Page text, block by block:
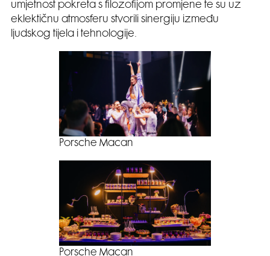
umjetnost pokreta s filozofijom promjene te su uz
eklektičnu atmosferu stvorili sinergiju između
ljudskog tijela i tehnologije.
Porsche Macan
Porsche Macan